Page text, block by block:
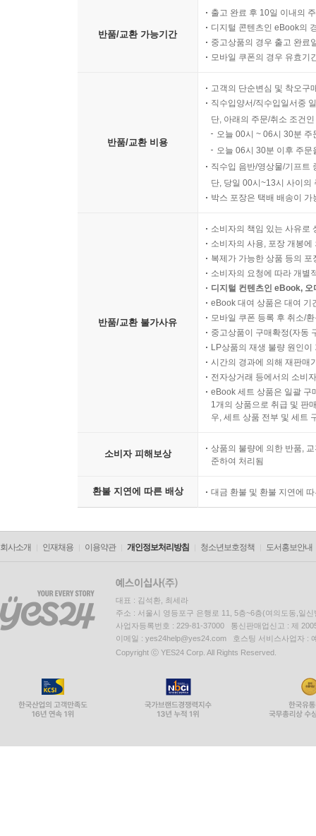
반품/교환 가능기간
출고 완료 후 10일 이내의
디지털 콘텐츠인 eBook의
중고상품의 경우 출고 완료
모바일 쿠폰의 경우 유효기
반품/교환 비용
고객의 단순변심 및 착오구
직수입양서/직수입일서중
단, 아래의 주문/취소 조건
오늘 00시 ~ 06시 30분
오늘 06시 30분 이후 주
직수입 음반/영상물/기프트
단, 당일 00시~13시 사이의
박스 포장은 택배 배송이
반품/교환 불가사유
소비자의 책임 있는 사유로
소비자의 사용, 포장 개봉
복제가 가능한 상품 등의
소비자의 요청에 따라 개별
디지털 컨텐츠인 eBook,
eBook 대여 상품은 대여 기
모바일 쿠폰 등록 후 취소/
중고상품이 구매확정(자동
LP상품의 재생 불량 원인
시간의 경과에 의해 재판매
전자상거래 등에서의 소비
eBook 세트 상품은 일괄 구
1개의 상품으로 취급 및 판
우, 세트 상품 전부 및 세트
소비자 피해보상
상품의 불량에 의한 반품,
준하여 처리됨
환불 지연에 따른 배상 대금 환불 및 환불 지연에
회사소개 인재채용 이용약관 개인정보처리방침 청소년보호정책 도서홍보안내
대표 : 김석환, 최세라
주소 : 서울시 영등포구 은행로 11, 5층~6층(여의도동,일신
사업자등록번호 : 229-81-37000 통신판매업신고 : 제
이메일 : yes24help@yes24.com 호스팅 서비스사업자 :
Copyright ⓒ YES24 Corp. All Rights Reserved.